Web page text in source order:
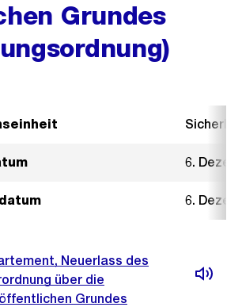
Grundes
6.
6.
Neuerlass des
über die
Grundes